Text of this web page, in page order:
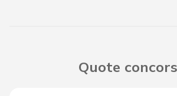
Quote